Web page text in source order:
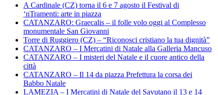
A Cardinale (CZ) torna il 6 e 7 agosto il Festival di
‘nTramenti: arte in piazza
CATANZARO: Graecalis – il folle volo oggi al Complesso
monumentale San Giovanni
Torre di Ruggiero (CZ) – “Riconosci cristiano la tua dignità”
CATANZARO – I Mercatini di Natale alla Galleria Mancuso
CATANZARO – I misteri del Natale e il cuore antico della
città
CATANZARO – Il 14 da piazza Prefettura la corsa dei
Babbo Natale
LAMEZIA – I Mercatini di Natale del Savutano il 13 e 14